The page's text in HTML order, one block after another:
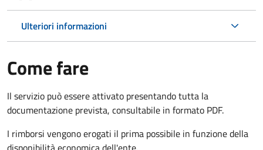
Ulteriori informazioni
Come fare
Il servizio può essere attivato presentando tutta la
documentazione prevista, consultabile in formato PDF.
I rimborsi vengono erogati il prima possibile in funzione della